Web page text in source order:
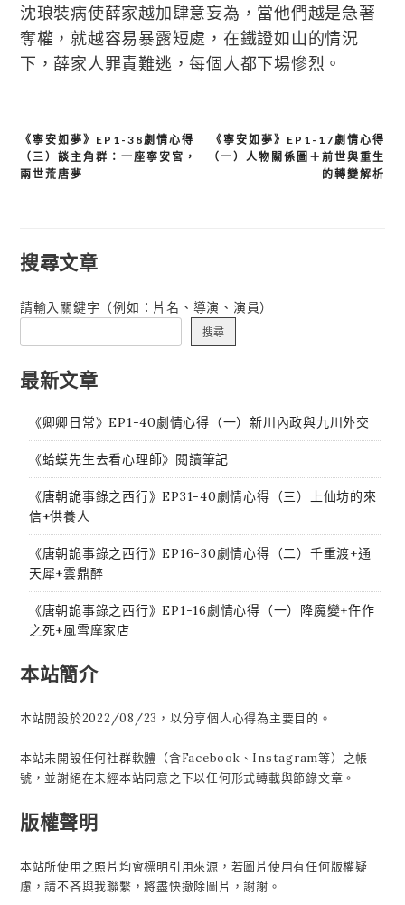
沈琅裝病使薛家越加肆意妄為，當他們越是急著
奪權，就越容易暴露短處，在鐵證如山的情況
下，薛家人罪責難逃，每個人都下場慘烈。
文
章
《寧安如夢》EP1-17劇情心得
（一）人物關係圖＋前世與重生
的轉變解析
《寧安如夢》EP1-38劇情心得
（三）談主角群：一座寧安宮，
兩世荒唐夢
搜尋文章
請輸入關鍵字（例如：片名、導演、演員）
搜尋
最新文章
《卿卿日常》EP1-40劇情心得（一）新川內政與九川外交
《蛤蟆先生去看心理師》閱讀筆記
《唐朝詭事錄之西行》EP31-40劇情心得（三）上仙坊的來
信+供養人
《唐朝詭事錄之西行》EP16-30劇情心得（二）千重渡+通
天犀+雲鼎醉
《唐朝詭事錄之西行》EP1-16劇情心得（一）降魔變+仵作
之死+風雪摩家店
本站簡介
本站開設於2022/08/23，以分享個人心得為主要目的。
本站未開設任何社群軟體（含Facebook、Instagram等）之帳
號，並謝絕在未經本站同意之下以任何形式轉載與節錄文章。
版權聲明
本站所使用之照片均會標明引用來源，若圖片使用有任何版權疑
慮，請不吝與我聯繫，將盡快撤除圖片，謝謝。